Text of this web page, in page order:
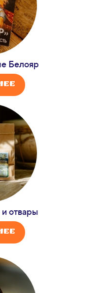
Белояр
отвары